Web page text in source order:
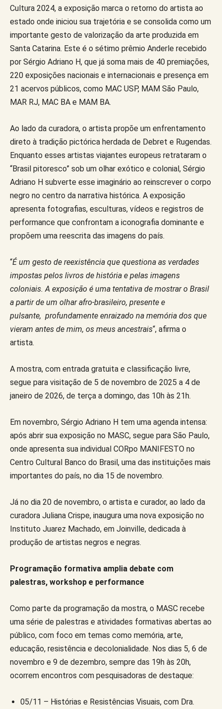
Cultura 2024, a exposição marca o retorno do artista ao
estado onde iniciou sua trajetória e se consolida como um
importante gesto de valorização da arte produzida em
Santa Catarina. Este é o sétimo prêmio Anderle recebido
por Sérgio Adriano H, que já soma mais de 40 premiações,
220 exposições nacionais e internacionais e presença em
21 acervos públicos, como MAC USP, MAM São Paulo,
MAR RJ, MAC BA e MAM BA.
Ao lado da curadora, o artista propõe um enfrentamento
direto à tradição pictórica herdada de Debret e Rugendas.
Enquanto esses artistas viajantes europeus retrataram o
“Brasil pitoresco” sob um olhar exótico e colonial, Sérgio
Adriano H subverte esse imaginário ao reinscrever o corpo
negro no centro da narrativa histórica. A exposição
apresenta fotografias, esculturas, vídeos e registros de
performance que confrontam a iconografia dominante e
propõem uma reescrita das imagens do país.
“É um gesto de reexistência que questiona as verdades
impostas pelos livros de história e pelas imagens
coloniais. A exposição é uma tentativa de mostrar o Brasil
a partir de um olhar afro-brasileiro, presente e
pulsante, profundamente enraizado na memória dos que
vieram antes de mim, os meus ancestrais“, afirma o
artista.
A mostra, com entrada gratuita e classificação livre,
segue para visitação de 5 de novembro de 2025 a 4 de
janeiro de 2026, de terça a domingo, das 10h às 21h.
Em novembro, Sérgio Adriano H tem uma agenda intensa:
após abrir sua exposição no MASC, segue para São Paulo,
onde apresenta sua individual CORpo MANIFESTO no
Centro Cultural Banco do Brasil, uma das instituições mais
importantes do país, no dia 15 de novembro.
Já no dia 20 de novembro, o artista e curador, ao lado da
curadora Juliana Crispe, inaugura uma nova exposição no
Instituto Juarez Machado, em Joinville, dedicada à
produção de artistas negros e negras.
Programação formativa amplia debate com
palestras, workshop e performance
Como parte da programação da mostra, o MASC recebe
uma série de palestras e atividades formativas abertas ao
público, com foco em temas como memória, arte,
educação, resistência e decolonialidade. Nos dias 5, 6 de
novembro e 9 de dezembro, sempre das 19h às 20h,
ocorrem encontros com pesquisadoras de destaque:
05/11 – Histórias e Resistências Visuais, com Dra.